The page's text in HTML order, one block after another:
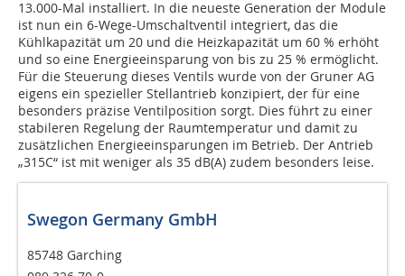
13.000-Mal installiert. In die neueste Generation der Module
ist nun ein 6-Wege-Umschaltventil integriert, das die
Kühlkapazität um 20 und die Heizkapazität um 60 % erhöht
und so eine Energieeinsparung von bis zu 25 % ermöglicht.
Für die Steuerung dieses Ventils wurde von der Gruner AG
eigens ein spezieller Stellantrieb konzipiert, der für eine
besonders präzise Ventilposition sorgt. Dies führt zu einer
stabileren Regelung der Raumtemperatur und damit zu
zusätzlichen Energieeinsparungen im Betrieb. Der Antrieb
„315C“ ist mit weniger als 35 dB(A) zudem besonders leise.
Swegon Germany GmbH
85748 Garching